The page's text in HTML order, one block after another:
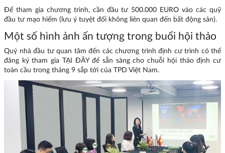
Để tham gia chương trình, cần đầu tư 500.000 EURO vào các quỹ
đầu tư mạo hiểm (lưu ý tuyệt đối không liên quan đến bất động sản).
Một số hình ảnh ấn tượng trong buổi hội thảo
Quý nhà đầu tư quan tâm đến các chương trình định cư trình có thể
đăng ký tham gia TẠI ĐÂY để sẵn sàng cho chuỗi hội thảo định cư
toàn cầu trong tháng 9 sắp tới của TPD Việt Nam.